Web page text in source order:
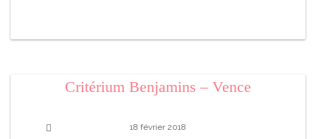
Critérium Benjamins – Vence
18 février 2018